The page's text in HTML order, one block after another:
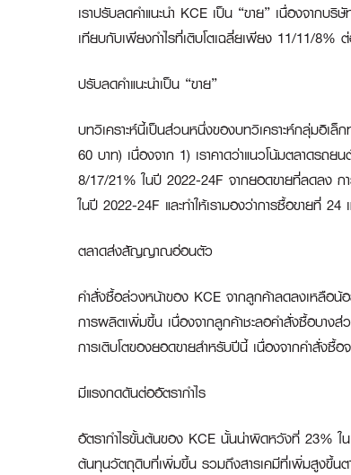
เราปรับลดคำแนะนำ KCE เป็น “ขาย” เนื่องจาก
เทียบกับเพียงกำไรที่เติบโตเฉลี่ยเพียง 11/11/8%
ปรับลดคำแนะนำเป็น “ขาย”
บทวิเคราะห์นี้เป็นส่วนหนึ่งของบทวิเคราะห์กลุ่มอิเ
60 บาท) เนื่องจาก 1) เราคาดว่าแนวโน้มตลาดรถ
8/17/21% ในปี 2022-24F จากยอดขายที่ลดลง กา
ในปี 2022-24F และทำให้เรามองว่าการซื้อขายที่
ตลาดส่งสัญญาณอ่อนตัว
คำสั่งซื้อล่วงหน้าของ KCE จากลูกค้าลดลงเหลือ
การผลิตเพิ่มขึ้น เนื่องจากลูกค้าชะลอคำสั่งซื้อบาง
การเติบโตของยอดขายสำหรับปีนี้ เนื่องจากคำสั่ง
มีแรงกดดันต่ออัตรากำไร
อัตรากำไรขั้นต้นของ KCE นั้นน่าผิดหวังที่ 23% ใ
ต้นทุนวัตถุดิบที่เพิ่มขึ้น รวมถึงสารเคมีที่เพิ่มสูงขึ้นต